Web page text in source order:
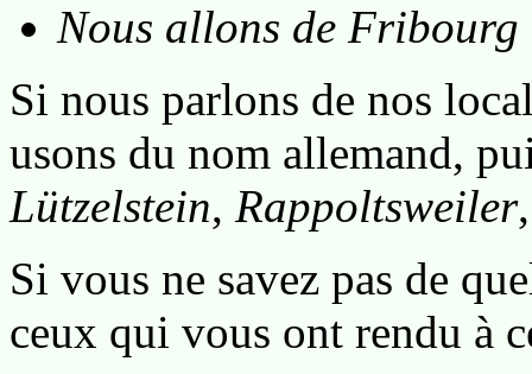
Nous allons de Fribourg
Si nous parlons de nos
usons du nom allemand,
Lützelstein, Rappoltsweiler
Si vous ne savez pas de
ceux qui vous ont rendu à